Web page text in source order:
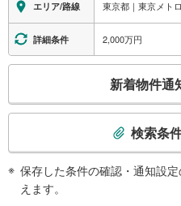
エリア/路線 東京都｜東京メト
詳細条件 2,000万円
検
新着物件通
検索条
保存した条件の確認・通知設
えます。